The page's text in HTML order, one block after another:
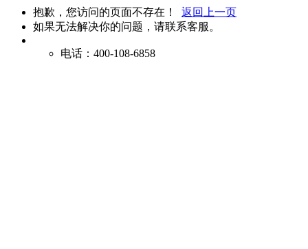
抱歉，您访问的页面不存在！ 返回上一页
如果无法解决你的问题，请联系客服。
电话：400-108-6858